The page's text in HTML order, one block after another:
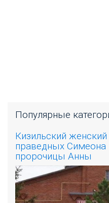
Популярные
Кизильский
праведных Симеона
пророчицы Анны